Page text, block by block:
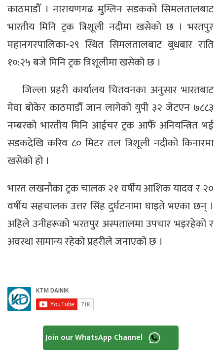
काठमाडौँ । नारायणगढ मुग्लिन सडकको सिमलतालबाट
भारतीय मिनि ट्रक त्रिशूली नदीमा खसेको छ । भरतपुर
महानगरपालिका-२९ स्थित सिमलतालबाट बुधबार राति
१०:२५ बजे मिनि ट्रक त्रिशूलीमा खसेको छ ।
जिल्ला प्रहरी कार्यालय चितवनका अनुसार भारतबाट
मेवा बोकेर काठमाडौँ जान लागेको युपी ३२ जेटएन ७८८३
नम्बरको भारतीय मिनि आईचर ट्रक आफैँ अनियन्त्रित भई
सडकदेखि करिव ८० मिटर तल त्रिशूली नदीको किनारमा
खसेको हो ।
भारत लखनौका ट्रक चालक २१ वर्षीय आशिक यादव र २०
वर्षीय सहचालक उत्तर सिंह दुर्घटनामा घाइते भएका छन् ।
अहिले उनीहरूको भरतपुर अस्पतालमा उपचार भइरहेको र
अवस्था सामान्य रहेको प्रहरीले जनाएको छ ।
Join our WhatsApp Channel